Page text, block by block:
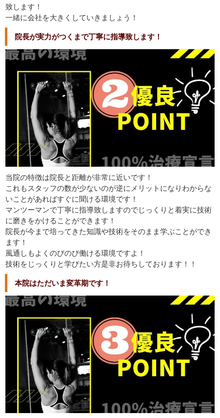
致します！
一緒に会社を大きくしていきましょう！
院長が実力がつくまで丁寧に指導致します！
当院の特徴は院長と距離が非常に近いです！
これもスタッフの数が少ないのが逆にメリットになりわからな
いことがあればすぐに聞ける環境です！
マンツーマンで丁寧に指導致しますのでじっくりと着実に技術
に磨きをかけることができます！
院長が今まで培ってきた知識や技術をそのまま学ぶことができ
ます！
風通しもよくのびのび働ける環境ですよ！
技術をじっくりと学びたい方是非お待ちしております！！
本院はただいま変革期です！